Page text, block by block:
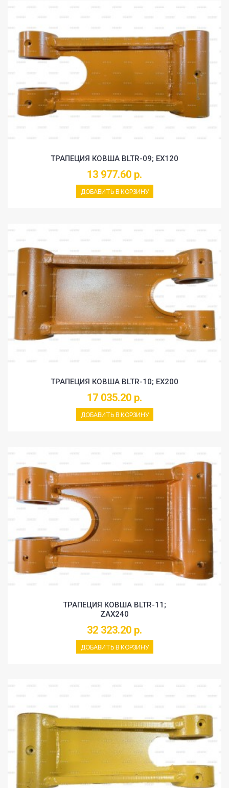
ТРАПЕЦИЯ КОВША BLTR-09; EX120
13 977.60 р.
ДОБАВИТЬ В КОРЗИНУ
ТРАПЕЦИЯ КОВША BLTR-10; EX200
17 035.20 р.
ДОБАВИТЬ В КОРЗИНУ
ТРАПЕЦИЯ КОВША BLTR-11;
ZAX240
32 323.20 р.
ДОБАВИТЬ В КОРЗИНУ